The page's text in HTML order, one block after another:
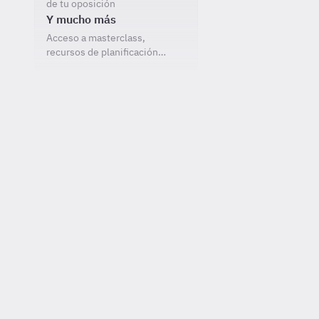
de tu oposición
Y mucho más
Acceso a masterclass,
recursos de planificación…